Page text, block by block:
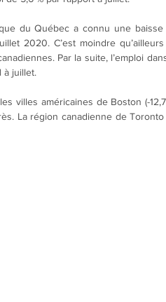
du Québec a connu une
2020. C’est moindre qu’ailleurs
Par la suite, l’emploi
à juillet.
villes américaines de Boston (-12,7
La région canadienne de